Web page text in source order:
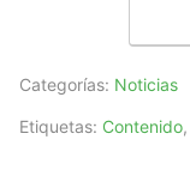
Categorías: Noticias
Etiquetas: Contenido,